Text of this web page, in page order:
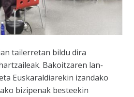
tailerretan bildu dira
Bakoitzaren lan-
Euskaraldiarekin izandako
bizipenak besteekin